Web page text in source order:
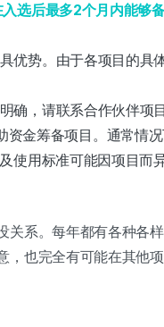
选后最多2个月内能够
优势。由于各项目的具
确，请联系合作伙伴项
资金筹备项目。通常情
使用标准可能因项目而
关系。每年都有各种各
，也完全有可能在其他